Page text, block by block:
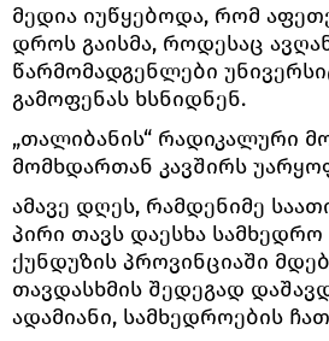
მედია იუწყებოდა, რომ
დროს გაისმა, როდესაც
წარმომადგენლები
გამოფენას ხსნიდნენ.
„თალიბანის“ რადიკალური
მომხდართან კავშირს
ამავე დღეს, რამდენიმე
პირი თავს დაესხა
ქუნდუზის პროვინციაში
თავდასხმის შედეგად
ადამიანი, სამხედროების